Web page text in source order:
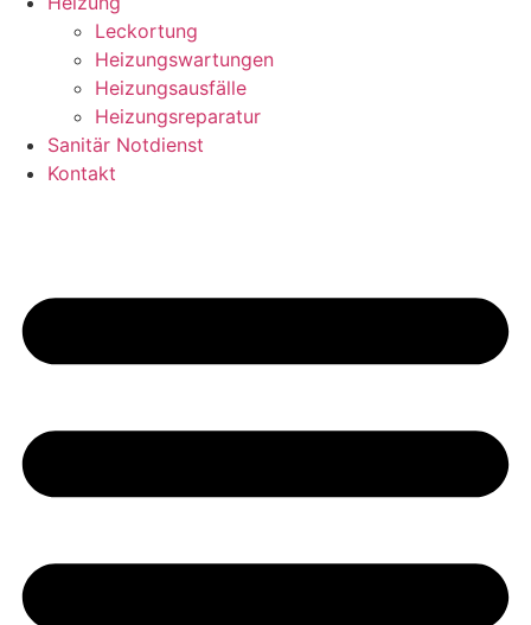
Leckortung
Heizungswartungen
Heizungsausfälle
Heizungsreparatur
Sanitär Notdienst
Kontakt